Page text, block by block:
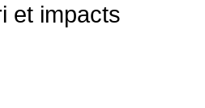
et impacts